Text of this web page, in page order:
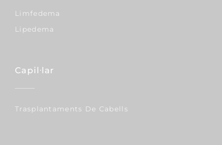
Limfedema
Lipedema
Capil·lar
Trasplantaments De Cabells